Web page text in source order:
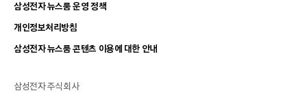
삼성전자 뉴스룸 운영 정책
개인정보처리방침
삼성전자 뉴스룸 콘텐츠 이용에 대한 안내
삼성전자 주식회사